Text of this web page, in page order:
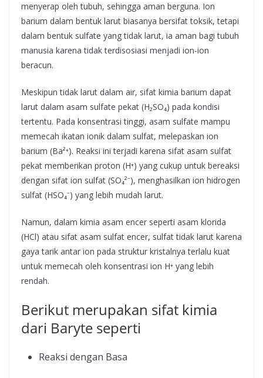
menyerap oleh tubuh, sehingga aman berguna. Ion
barium dalam bentuk larut biasanya bersifat toksik, tetapi
dalam bentuk sulfate yang tidak larut, ia aman bagi tubuh
manusia karena tidak terdisosiasi menjadi ion-ion
beracun.
Meskipun tidak larut dalam air, sifat kimia barium dapat
larut dalam asam sulfate pekat (H₂SO₄) pada kondisi
tertentu. Pada konsentrasi tinggi, asam sulfate mampu
memecah ikatan ionik dalam sulfat, melepaskan ion
barium (Ba²⁺). Reaksi ini terjadi karena sifat asam sulfat
pekat memberikan proton (H⁺) yang cukup untuk bereaksi
dengan sifat ion sulfat (SO₄²⁻), menghasilkan ion hidrogen
sulfat (HSO₄⁻) yang lebih mudah larut.
Namun, dalam kimia asam encer seperti asam klorida
(HCl) atau sifat asam sulfat encer, sulfat tidak larut karena
gaya tarik antar ion pada struktur kristalnya terlalu kuat
untuk memecah oleh konsentrasi ion H⁺ yang lebih
rendah.
Berikut merupakan sifat kimia
dari Baryte seperti
Reaksi dengan Basa